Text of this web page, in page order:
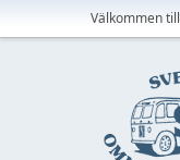
Välkommen till